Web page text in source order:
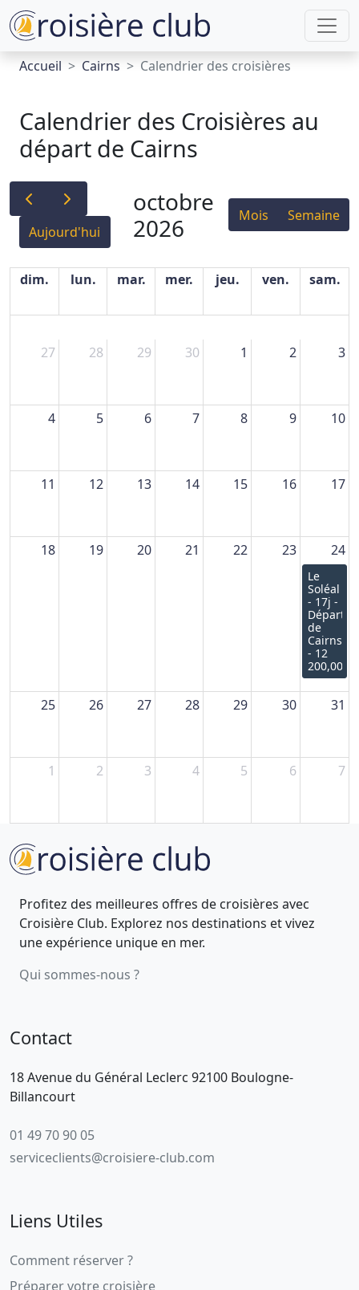
Accueil Cairns Calendrier des croisières
Calendrier des Croisières au
départ de Cairns
Aujourd'hui
octobre
2026
Mois Semaine
dim. lun. mar. mer. jeu. ven. sam.
27 28 29 30 1 2 3
4 5 6 7 8 9 10
11 12 13 14 15 16 17
18 19 20 21 22 23 24
Le
Soléal
- 17j -
Départ
de
Cairns
- 12
200,00€
25 26 27 28 29 30 31
1 2 3 4 5 6 7
Profitez des meilleures offres de croisières avec
Croisière Club. Explorez nos destinations et vivez
une expérience unique en mer.
Qui sommes-nous ?
Contact
18 Avenue du Général Leclerc 92100 Boulogne-
Billancourt
01 49 70 90 05
serviceclients@croisiere-club.com
Liens Utiles
Comment réserver ?
Préparer votre croisière